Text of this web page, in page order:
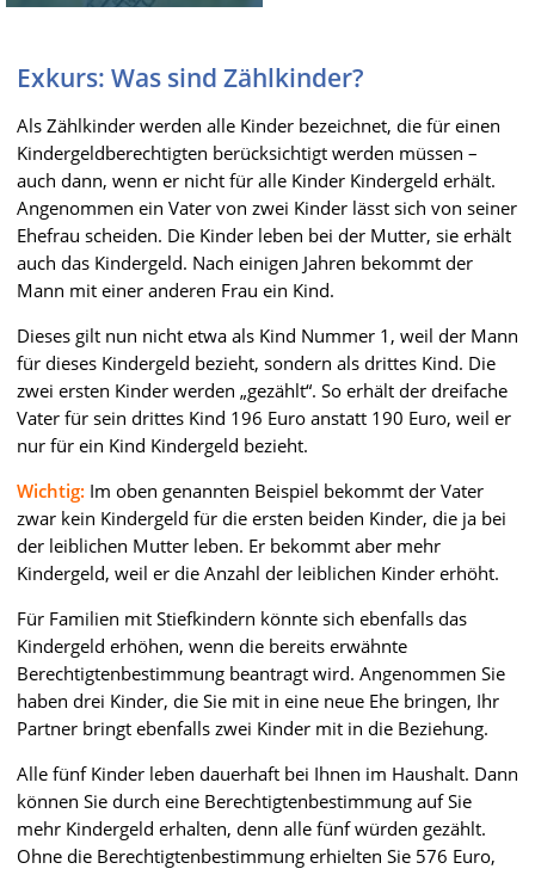
Exkurs: Was sind Zählkinder?
Als Zählkinder werden alle Kinder bezeichnet, die für einen
Kindergeldberechtigten berücksichtigt werden müssen –
auch dann, wenn er nicht für alle Kinder Kindergeld erhält.
Angenommen ein Vater von zwei Kinder lässt sich von seiner
Ehefrau scheiden. Die Kinder leben bei der Mutter, sie erhält
auch das Kindergeld. Nach einigen Jahren bekommt der
Mann mit einer anderen Frau ein Kind.
Dieses gilt nun nicht etwa als Kind Nummer 1, weil der Mann
für dieses Kindergeld bezieht, sondern als drittes Kind. Die
zwei ersten Kinder werden „gezählt“. So erhält der dreifache
Vater für sein drittes Kind 196 Euro anstatt 190 Euro, weil er
nur für ein Kind Kindergeld bezieht.
Wichtig: Im oben genannten Beispiel bekommt der Vater
zwar kein Kindergeld für die ersten beiden Kinder, die ja bei
der leiblichen Mutter leben. Er bekommt aber mehr
Kindergeld, weil er die Anzahl der leiblichen Kinder erhöht.
Für Familien mit Stiefkindern könnte sich ebenfalls das
Kindergeld erhöhen, wenn die bereits erwähnte
Berechtigtenbestimmung beantragt wird. Angenommen Sie
haben drei Kinder, die Sie mit in eine neue Ehe bringen, Ihr
Partner bringt ebenfalls zwei Kinder mit in die Beziehung.
Alle fünf Kinder leben dauerhaft bei Ihnen im Haushalt. Dann
können Sie durch eine Berechtigtenbestimmung auf Sie
mehr Kindergeld erhalten, denn alle fünf würden gezählt.
Ohne die Berechtigtenbestimmung erhielten Sie 576 Euro,